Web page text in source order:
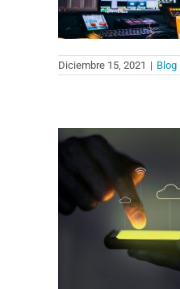
Diciembre 15, 2021 | Blog